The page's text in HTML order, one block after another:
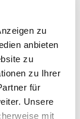
zu
anbieten
zu
zu Ihrer
für
Unsere
mit